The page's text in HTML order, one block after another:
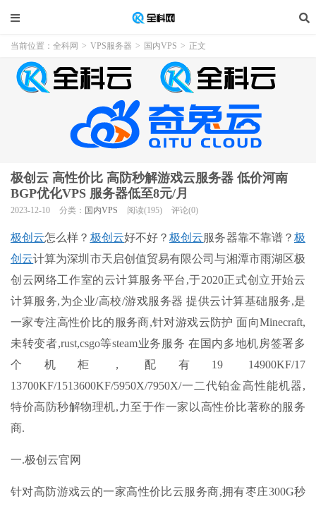
当前位置： 全科网 > VPS服务器 > 国内VPS > 正文
极创云 高性价比 高防秒解游戏云服务器 低价河南
BGP优化VPS 服务器低至8元/月
2023-12-10 分类： 国内VPS 阅读(195) 评论(0)
极创云怎么样？ 极创云好不好？极创云服务器靠不靠谱？极
创云计算为深圳市天启创值贸易有限公司与湘潭市雨湖区极
创云网络工作室的云计算服务平台,于2020正式创立开始云
计算服务,为企业/高校/游戏服务器 提供云计算基础服务,是
一家专注高性价比的服务商,针对游戏云防护 面向Minecraft,
未转变者,rust,csgo等steam业务服务 在国内多地机房签署多
个机柜，配有19 14900KF/17
13700KF/1513600KF/5950X/7950X/一二代铂金高性能机器,
特价高防秒解物理机,力至于作一家以高性价比著称的服务
商.
一.极创云官网
针对高防游戏云的一家高性价比云服务商,拥有枣庄300G秒